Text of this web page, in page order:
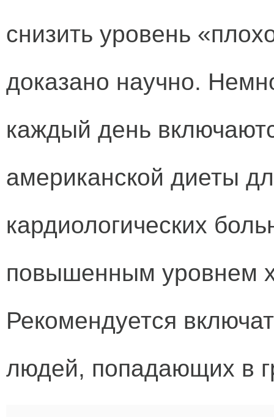
снизить уровень
доказано научно.
каждый день
американской диеты
кардиологических
повышенным уровнем
Рекомендуется
людей, попадающих в